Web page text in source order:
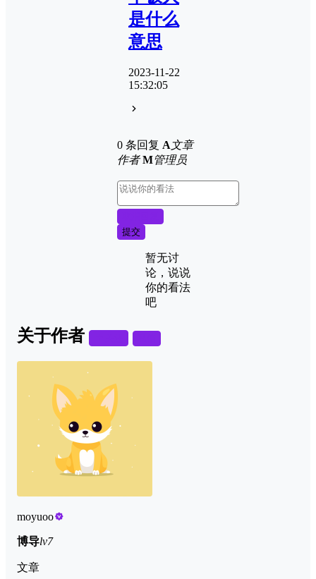
是什么
意思
2023-11-22
15:32:05
0 条回复 A文章
作者 M管理员
提交
暂无讨
论，说说
你的看法
吧
关于作者
moyuoo
博导lv7
文章